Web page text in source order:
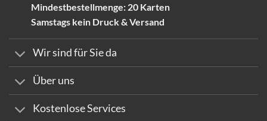
Mindestbestellmenge: 20 Karten
Samstags kein Druck & Versand
Wir sind für Sie da
Über uns
Kostenlose Services